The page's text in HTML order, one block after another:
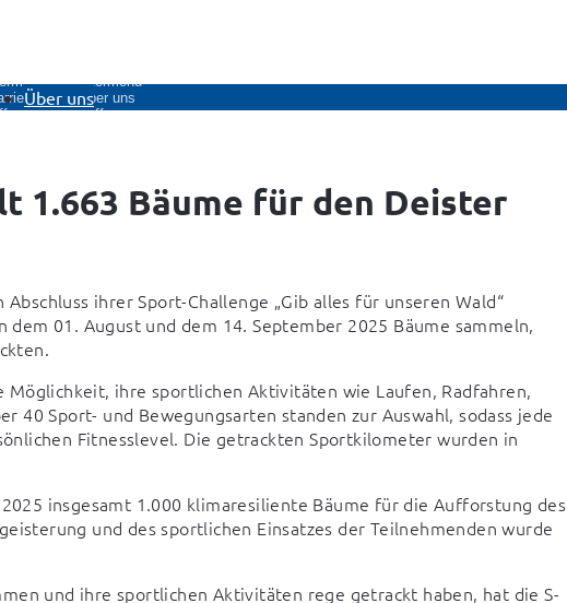
Über uns
Untermenü
Über uns
öffnen
1.663 Bäume für den Deister
ihrer Sport-Challenge „Gib alles für unseren Wald“
01. August und dem 14. September 2025 Bäume sammeln,
ihre sportlichen Aktivitäten wie Laufen, Radfahren,
40 Sport- und Bewegungsarten standen zur Auswahl, sodass jede
Fitnesslevel. Die getrackten Sportkilometer wurden in
insgesamt 1.000 klimaresiliente Bäume für die Aufforstung des
und des sportlichen Einsatzes der Teilnehmenden wurde
und ihre sportlichen Aktivitäten rege getrackt haben, hat die S-